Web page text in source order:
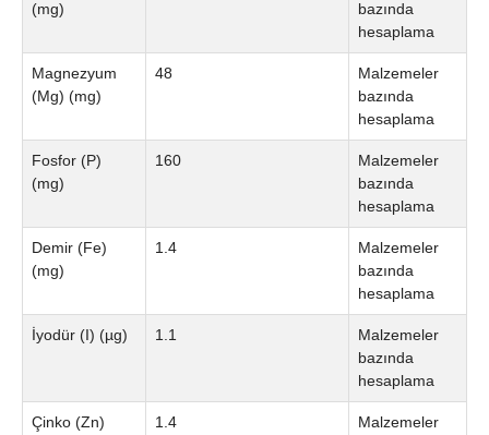
(mg)
bazında
hesaplama
Magnezyum
(Mg) (mg)
48
Malzemeler
bazında
hesaplama
Fosfor (P)
(mg)
160
Malzemeler
bazında
hesaplama
Demir (Fe)
(mg)
1.4
Malzemeler
bazında
hesaplama
İyodür (I) (µg) 1.1
Malzemeler
bazında
hesaplama
Çinko (Zn)
1.4
Malzemeler